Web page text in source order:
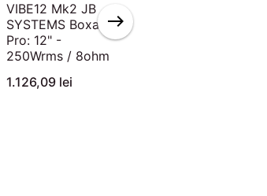
VIBE12 Mk2 JB
SYSTEMS Boxa
Pro: 12" -
250Wrms / 8ohm
1.126,09 lei